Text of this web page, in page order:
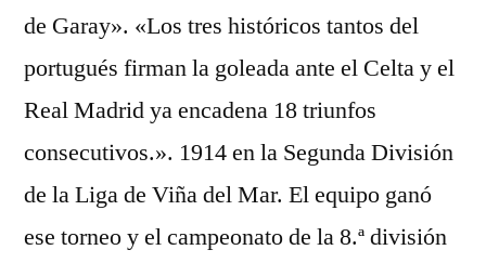
de Garay». «Los tres históricos tantos del
portugués firman la goleada ante el Celta y el
Real Madrid ya encadena 18 triunfos
consecutivos.». 1914 en la Segunda División
de la Liga de Viña del Mar. El equipo ganó
ese torneo y el campeonato de la 8.ª división